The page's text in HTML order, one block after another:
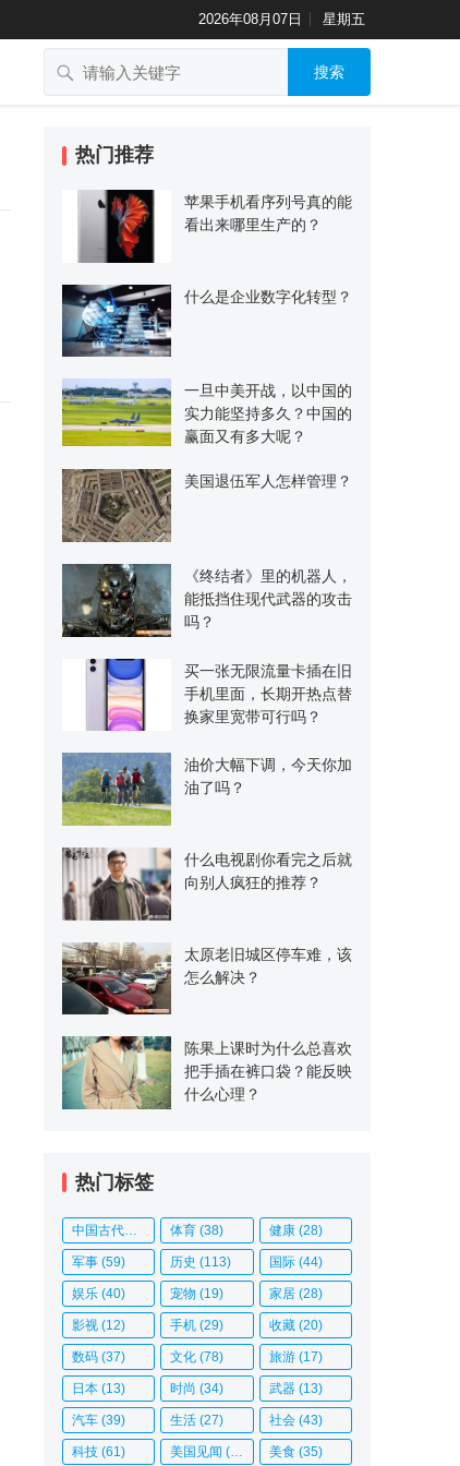
2026年08月07日 星期五
搜索
热门推荐
苹果手机看序列号真的能
看出来哪里生产的？
什么是企业数字化转型？
一旦中美开战，以中国的
实力能坚持多久？中国的
赢面又有多大呢？
美国退伍军人怎样管理？
《终结者》里的机器人，
能抵挡住现代武器的攻击
吗？
买一张无限流量卡插在旧
手机里面，长期开热点替
换家里宽带可行吗？
油价大幅下调，今天你加
油了吗？
什么电视剧你看完之后就
向别人疯狂的推荐？
太原老旧城区停车难，该
怎么解决？
陈果上课时为什么总喜欢
把手插在裤口袋？能反映
什么心理？
热门标签
中国古代史 体育 (38) 健康(28)
军事 (59) 历史 (113) 国际(44)
娱乐 (40) 宠物 (19) 家居(28)
影视 (12) 手机 (29) 收藏(20)
数码 (37) 文化 (78) 旅游(17)
日本 (13) 时尚 (34) 武器(13)
汽车 (39) 生活 (27) 社会(43)
科技 (61) 美国见闻 (20) 美食(35)